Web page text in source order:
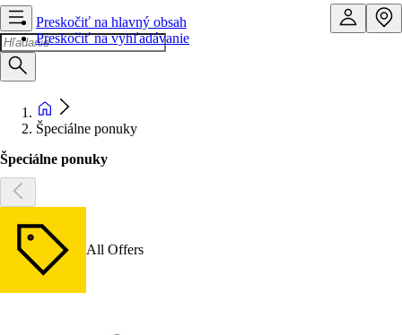
Preskočiť na hlavný obsah
Preskočiť na vyhľadávanie
Špeciálne ponuky
Špeciálne ponuky
All Offers